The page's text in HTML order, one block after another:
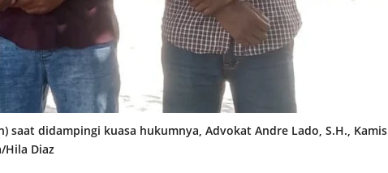
saat didampingi kuasa hukumnya, Advokat Andre Lado, S.H., Kamis
Hila Diaz